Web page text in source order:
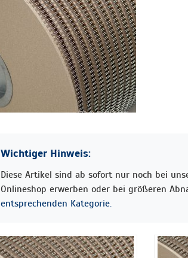
Wichtiger Hinweis:
Diese Artikel sind ab sofort nur noch bei
Onlineshop erwerben oder bei größeren
entsprechenden Kategorie.